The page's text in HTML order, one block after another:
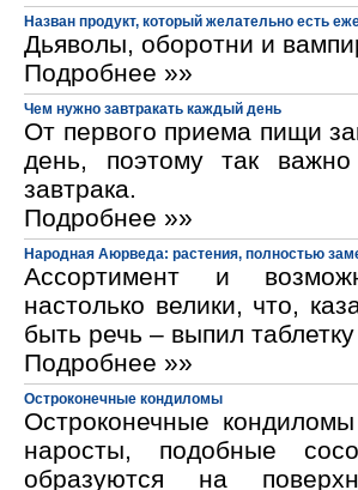
Назван продукт, который желательно есть
Дьяволы, оборотни и
Подробнее »»
Чем нужно завтракать каждый день
От первого приема пищи
день, поэтому так
завтрака.
Подробнее »»
Народная Аюрведа: растения, полностью
Ассортимент и
настолько велики, что,
быть речь – выпил
Подробнее »»
Остроконечные кондиломы
Остроконечные
наросты, подобные
образуются на